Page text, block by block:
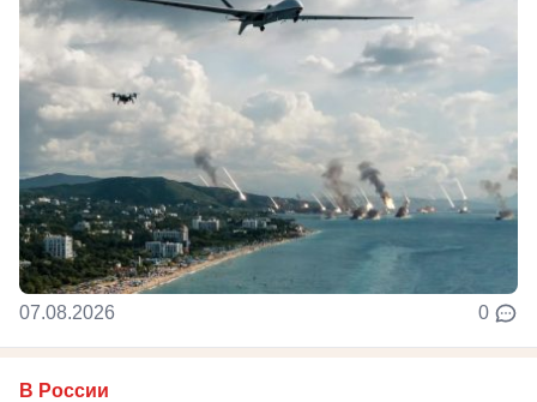
07.08.2026 0
В России